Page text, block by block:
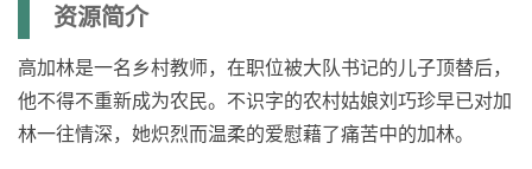
资源简介
高加林是一名乡村教师，在职位被大队书记的儿子顶替后，
他不得不重新成为农民。不识字的农村姑娘刘巧珍早已对加
林一往情深，她炽烈而温柔的爱慰藉了痛苦中的加林。